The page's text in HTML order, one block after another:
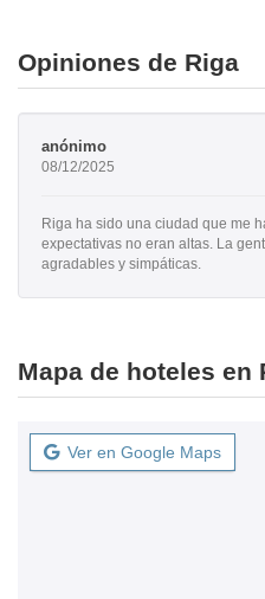
Opiniones de Riga
anónimo
08/12/2025
Riga ha sido una ciudad que me
expectativas no eran altas. La
agradables y simpáticas.
Mapa de hoteles en
Ver en Google Maps